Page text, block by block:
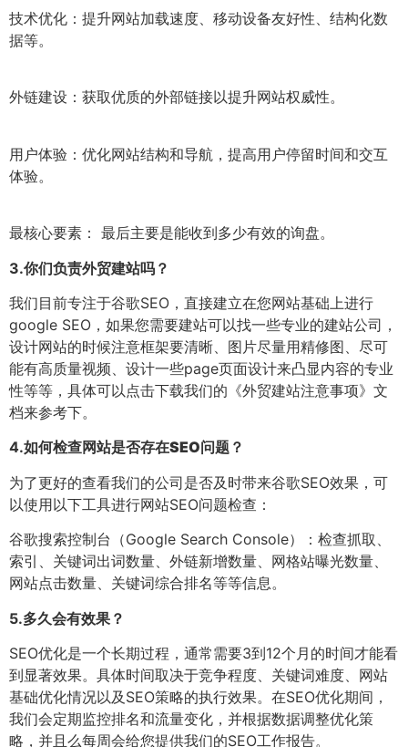
技术优化：提升网站加载速度、移动设备友好性、结构化数
据等。
外链建设：获取优质的外部链接以提升网站权威性。
用户体验：优化网站结构和导航，提高用户停留时间和交互
体验。
最核心要素： 最后主要是能收到多少有效的询盘。
3.你们负责外贸建站吗？
我们目前专注于谷歌SEO，直接建立在您网站基础上进行
google SEO，如果您需要建站可以找一些专业的建站公司，
设计网站的时候注意框架要清晰、图片尽量用精修图、尽可
能有高质量视频、设计一些page页面设计来凸显内容的专业
性等等，具体可以点击下载我们的《外贸建站注意事项》文
档来参考下。
4.如何检查网站是否存在SEO问题？
为了更好的查看我们的公司是否及时带来谷歌SEO效果，可
以使用以下工具进行网站SEO问题检查：
谷歌搜索控制台（Google Search Console）：检查抓取、
索引、关键词出词数量、外链新增数量、网格站曝光数量、
网站点击数量、关键词综合排名等等信息。
5.多久会有效果？
SEO优化是一个长期过程，通常需要3到12个月的时间才能看
到显著效果。具体时间取决于竞争程度、关键词难度、网站
基础优化情况以及SEO策略的执行效果。在SEO优化期间，
我们会定期监控排名和流量变化，并根据数据调整优化策
略，并且么每周会给您提供我们的SEO工作报告。